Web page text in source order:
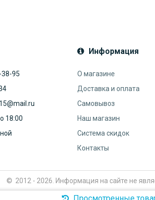
95
18:00
Информация
О магазине
Доставка и оплата
Самовывоз
Наш магазин
Система скидок
Контакты
© 2012 - 2026. Информация на сайте не